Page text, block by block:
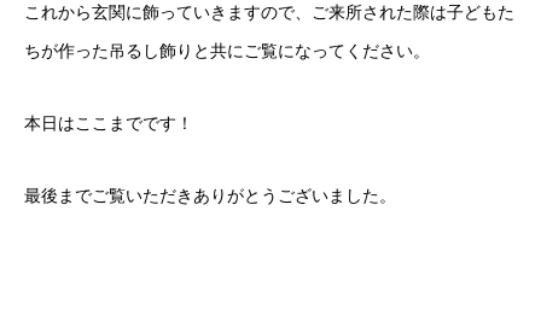
これから玄関に飾っていきますので、ご来所された際は子どもた
ちが作った吊るし飾りと共にご覧になってください。
本日はここまでです！
最後までご覧いただきありがとうございました。